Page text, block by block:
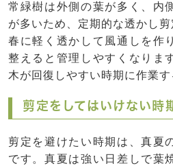
常緑樹は外側の葉が多く、内
が多いため、定期的な透かし剪
春に軽く透かして風通しを作
整えると管理しやすくなりま
木が回復しやすい時期に作業す
剪定をしてはいけない時
剪定を避けたい時期は、真夏
です。真夏は強い日差しで葉